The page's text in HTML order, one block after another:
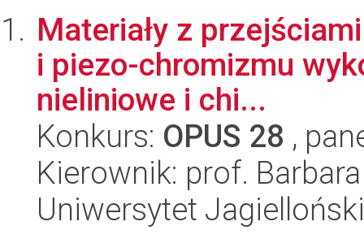
Materiały z
i piezo-chromizmu
nieliniowe i chi...
Konkurs: OPUS 28 ,
Kierownik: prof.
Uniwersytet Jagielloński